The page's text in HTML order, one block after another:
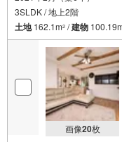
3SLDK / 地上2階
土地162.1m2 /建物
画像20枚